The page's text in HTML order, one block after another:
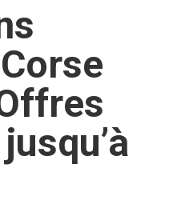
loisirs
▾